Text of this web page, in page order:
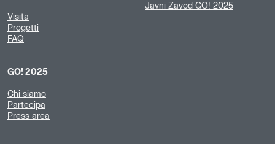
Visita
Progetti
FAQ
GO! 2025
Chi siamo
Partecipa
Press area
Javni Zavod GO! 2025